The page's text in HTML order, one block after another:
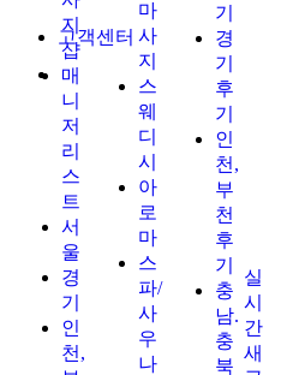
고객센터
지
샵
매
니
저
리
스
트
서
울
경
기
인
천,
마
사
지
스
웨
디
시
아
로
마
스
파/
사
우
나
기
경
기
후
기
인
천,
부
천
후
기
충
남.
충
북
실
시
간
새